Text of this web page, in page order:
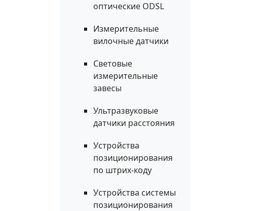
оптические ODSL
Измерительные
вилочные датчики
Световые
измерительные
завесы
Ультразвуковые
датчики расстояния
Устройства
позиционирования
по штрих-коду
Устройства системы
позиционирования